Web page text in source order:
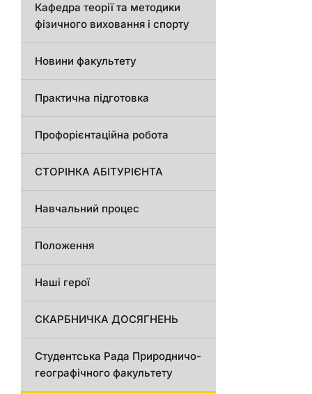
Кафедра теорії та методики
фізичного виховання і спорту
Новини факультету
Практична підготовка
Профорієнтаційна робота
СТОРІНКА АБІТУРІЄНТА
Навчальний процес
Положення
Наші герої
СКАРБНИЧКА ДОСЯГНЕНЬ
Студентська Рада Природничо-
географічного факультету